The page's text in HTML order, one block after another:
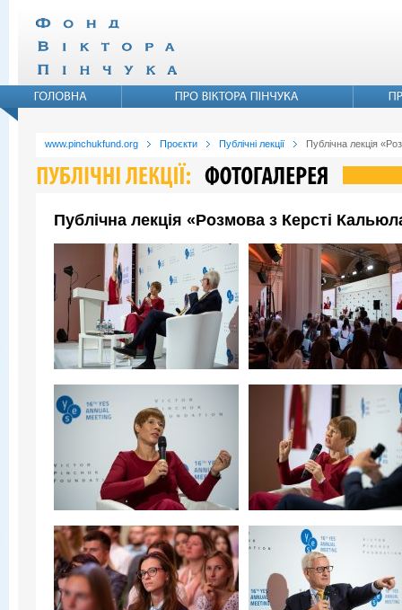
www.pinchukfund.org Проєкти Публічні лекції Публічна лекція
Публічна лекція «Розмова з Керсті